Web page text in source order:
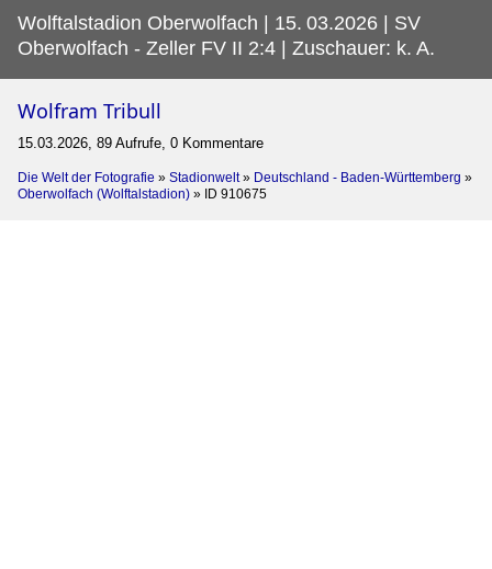
Wolftalstadion Oberwolfach | 15. 03.2026 | SV
Oberwolfach - Zeller FV II 2:4 | Zuschauer: k. A.
Wolfram Tribull
15.03.2026, 89 Aufrufe, 0 Kommentare
Die Welt der Fotografie » Stadionwelt» Deutschland - Baden-Württemberg »
Oberwolfach (Wolftalstadion) » ID 910675